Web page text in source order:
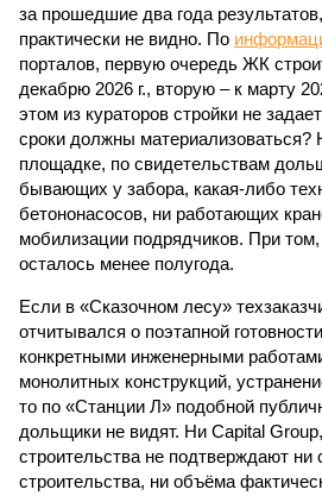
за прошедшие два года
практически не видно. По
порталов, первую очередь ЖК
декабрю 2026 г., вторую – к марту
этом из кураторов стройки не
сроки должны материализоваться?
площадке, по свидетельствам
бывающих у забора, какая-либо
бетононасосов, ни работающих
мобилизации подрядчиков. При
осталось менее полугода.
Если в «Сказочном лесу»
отчитывался о поэтапной
конкретными инженерными
монолитных конструкций,
то по «Станции Л» подобной
дольщики не видят. Ни Capital
строительства не подтверждают
строительства, ни объёма